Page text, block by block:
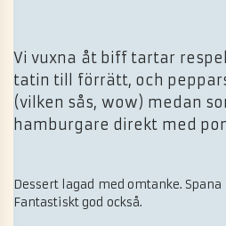
Vi vuxna åt biff tartar
tatin till förrätt, och
(vilken sås, wow) medan
hamburgare direkt med
Dessert lagad med omtanke.
Fantastiskt god också.